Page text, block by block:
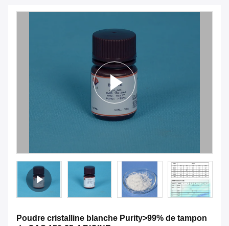
Poudre cristalline blanche Purity>99% de tampon